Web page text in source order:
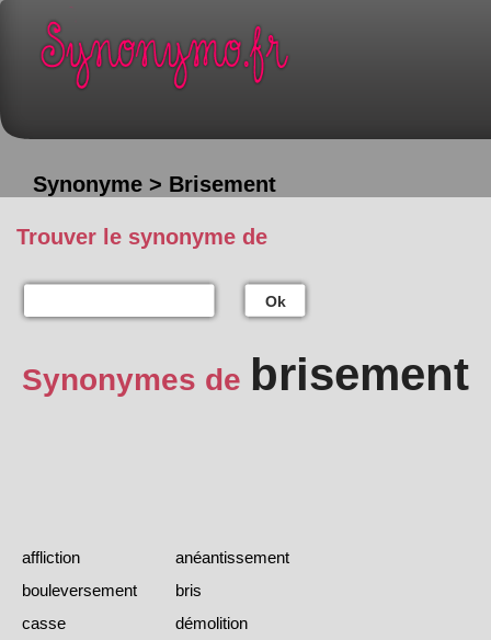
Synonyme > Brisement
Trouver le synonyme de
Ok
Synonymes de brisement
affliction
anéantissement
bouleversement
bris
casse
démolition